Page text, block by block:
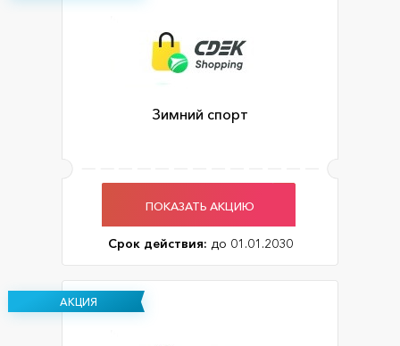
Зимний спорт
ПОКАЗАТЬ АКЦИЮ
Срок действия: до 01.01.2030
АКЦИЯ